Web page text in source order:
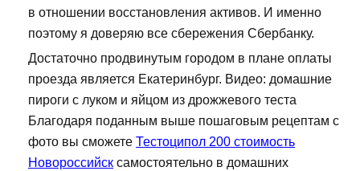
в отношении восстановления активов. И именно
поэтому я доверяю все сбережения Сбербанку.
Достаточно продвинутым городом в плане оплаты
проезда является Екатеринбург. Видео: домашние
пироги с луком и яйцом из дрожжевого теста
Благодаря поданным выше пошаговым рецептам с
фото вы сможете Тестоципол 200 стоимость
Новороссийск самостоятельно в домашних